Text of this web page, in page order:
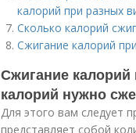
калорий при разных
Сколько калорий
Сжигание калорий
Сжигание калорий
калорий нужно
Для этого вам следует
представляет собой